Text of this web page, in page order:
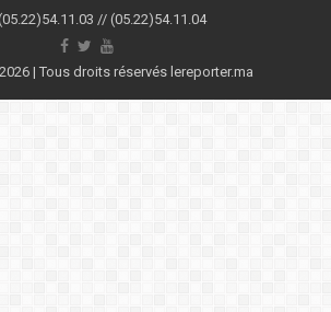
// (05.22)54.11.04
| Tous droits réservés lereporter.ma